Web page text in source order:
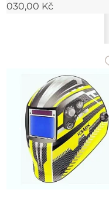
030,00 Kč